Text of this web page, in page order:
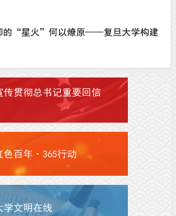
的“星火”何以燎原——复旦大学构建
传贯彻总书记重要回信
色百年·365行动
学文明在线